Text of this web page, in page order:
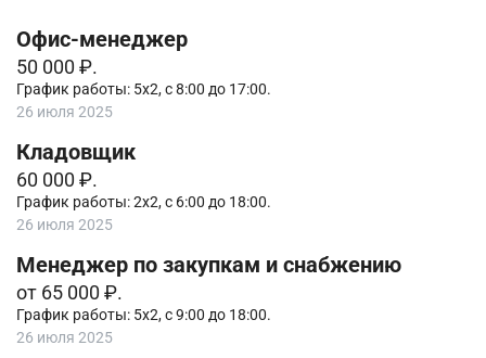
Офис-менеджер
50 000 ₽.
График работы: 5х2, с 8:00 до 17:00.
26 июля 2025
Кладовщик
60 000 ₽.
График работы: 2х2, с 6:00 до 18:00.
26 июля 2025
Менеджер по закупкам и снабжению
от 65 000 ₽.
График работы: 5х2, с 9:00 до 18:00.
26 июля 2025